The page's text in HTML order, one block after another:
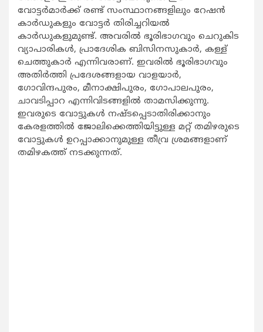
വോട്ടര്‍മാര്‍ക്ക് രണ്ട് സംസ്ഥാനങ്ങളിലും റേഷന്‍
കാര്‍ഡുകളും വോട്ടര്‍ തിരിച്ചറിയല്‍
കാര്‍ഡുകളുമുണ്ട്. അവരില്‍ ഭൂരിഭാഗവും ചെറുകിട
വ്യാപാരികള്‍, പ്രാദേശിക ബിസിനസുകാര്‍, കള്ള്
ചെത്തുകാര്‍ എന്നിവരാണ്. ഇവരില്‍ ഭൂരിഭാഗവും
അതിര്‍ത്തി പ്രദേശങ്ങളായ വാളയാര്‍,
ഗോവിന്ദപുരം, മീനാക്ഷിപുരം, ഗോപാലപുരം,
ചാവടിപ്പാറ എന്നിവിടങ്ങളില്‍ താമസിക്കുന്നു.
ഇവരുടെ വോട്ടുകള്‍ നഷ്ടപ്പെടാതിരിക്കാനും
കേരളത്തില്‍ ജോലിക്കെത്തിയിട്ടുള്ള മറ്റ് തമിഴരുടെ
വോട്ടുകള്‍ ഉറപ്പാക്കാനുമുള്ള തീവ്ര ശ്രമങ്ങളാണ്
തമിഴകത്ത് നടക്കുന്നത്.